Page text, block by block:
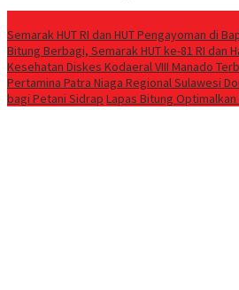
Semarak HUT RI dan HUT Pengayoman di
Bitung Berbagi, Semarak HUT ke-81 RI dan
Kesehatan Diskes Kodaeral VIII Manado
Pertamina Patra Niaga Regional Sulawesi
bagi Petani Sidrap Lapas Bitung